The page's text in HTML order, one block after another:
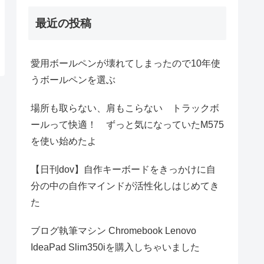
最近の投稿
愛用ボールペンが壊れてしまったので10年使
うボールペンを選ぶ
場所も取らない、肩もこらない トラックボ
ールって快適！ ずっと気になっていたM575
を使い始めたよ
【日刊dov】自作キーボードをきっかけに自
分の中の自作マインドが活性化しはじめてき
た
ブログ執筆マシン Chromebook Lenovo
IdeaPad Slim350iを購入しちゃいました